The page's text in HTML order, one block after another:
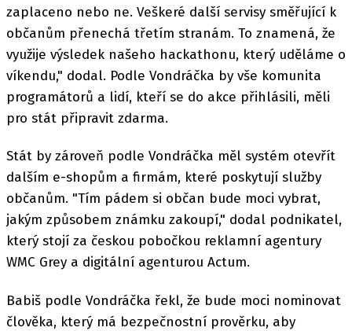
zaplaceno nebo ne. Veškeré další servisy směřující k
občanům přenechá třetím stranám. To znamená, že
využije výsledek našeho hackathonu, který uděláme o
víkendu," dodal. Podle Vondráčka by vše komunita
programátorů a lidí, kteří se do akce přihlásili, měli
pro stát připravit zdarma.
Stát by zároveň podle Vondráčka měl systém otevřít
dalším e-shopům a firmám, které poskytují služby
občanům. "Tím pádem si občan bude moci vybrat,
jakým způsobem známku zakoupí," dodal podnikatel,
který stojí za českou pobočkou reklamní agentury
WMC Grey a digitální agenturou Actum.
Babiš podle Vondráčka řekl, že bude moci nominovat
člověka, který má bezpečnostní prověrku, aby